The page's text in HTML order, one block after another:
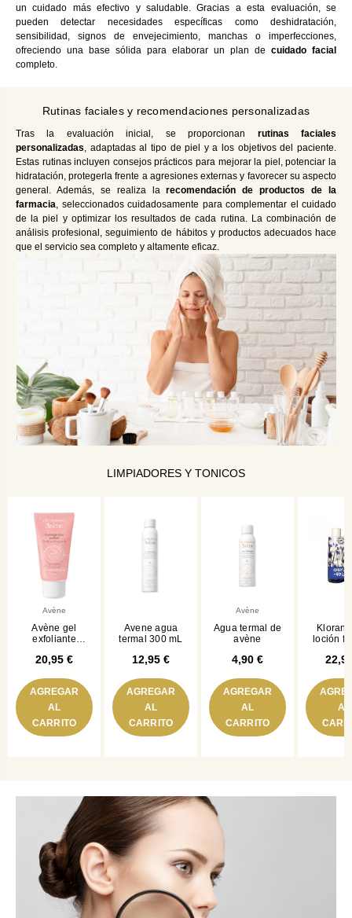
un cuidado más efectivo y saludable. Gracias a esta evaluación, se
pueden detectar necesidades específicas como deshidratación,
sensibilidad, signos de envejecimiento, manchas o imperfecciones,
ofreciendo una base sólida para elaborar un plan de cuidado facial
completo.
Rutinas faciales y recomendaciones personalizadas
Tras la evaluación inicial, se proporcionan rutinas faciales
personalizadas , adaptadas al tipo de piel y a los objetivos del paciente.
Estas rutinas incluyen consejos prácticos para mejorar la piel, potenciar la
hidratación, protegerla frente a agresiones externas y favorecer su aspecto
general. Además, se realiza larecomendación de productos de la
farmacia , seleccionados cuidadosamente para complementar el cuidado
de la piel y optimizar los resultados de cada rutina. La combinación de
análisis profesional, seguimiento de hábitos y productos adecuados hace
que el servicio sea completo y altamente eficaz.
LIMPIADORES Y TONICOS
Avène
Avène gel
exfoliante
20,95 €
AGREGAR
AL
CARRITO
Avene agua
termal 300 mL
12,95 €
AGREGAR
AL
CARRITO
Avène
Agua termal de
avène
4,90 €
AGREGAR
AL
CARRITO
loción
AL